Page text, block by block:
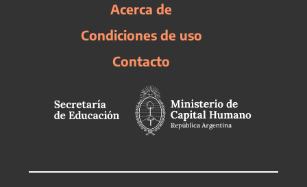
Acerca de
Condiciones de uso
Contacto